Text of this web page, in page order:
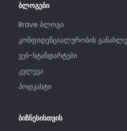
ბლოგები
Brave ბლოგი
კონფიდენციალურობის
ვებ-სტანდარტები
კვლევა
პოდკასტი
ბიზნესისთვის